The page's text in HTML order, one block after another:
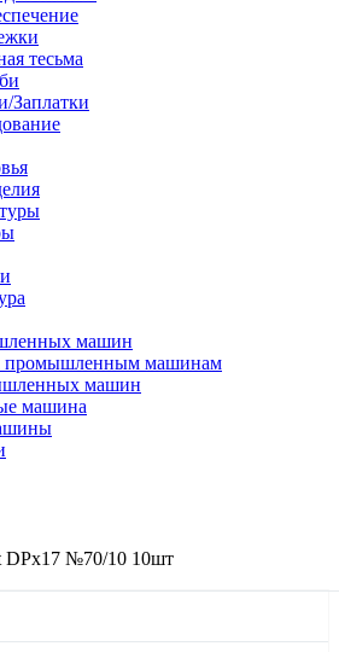
тесьма
Заплатки
машин
промышленным машинам
машин
машина
DPx17 №70/10 10шт